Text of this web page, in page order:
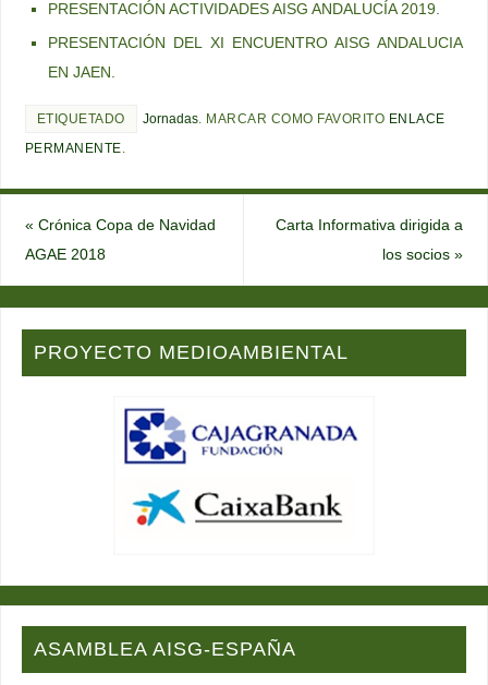
PRESENTACIÓN ACTIVIDADES AISG ANDALUCÍA 2019.
PRESENTACIÓN DEL XI ENCUENTRO AISG ANDALUCIA
EN JAEN.
ETIQUETADO Jornadas. MARCAR COMO FAVORITO ENLACE
PERMANENTE.
« Crónica Copa de Navidad
AGAE 2018
Carta Informativa dirigida a
los socios»
PROYECTO MEDIOAMBIENTAL
ASAMBLEA AISG-ESPAÑA